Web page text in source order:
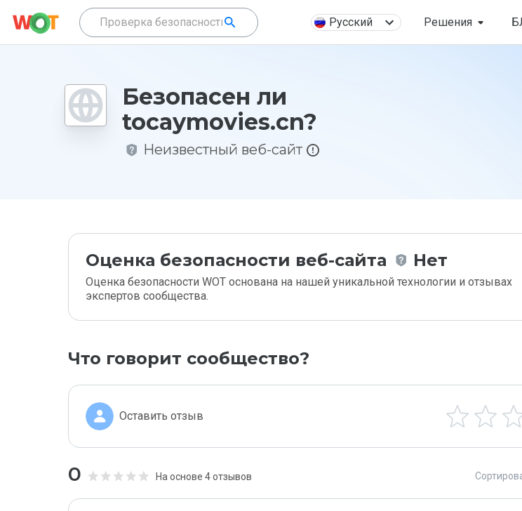
Русский Решения
Безопасен ли
tocaymovies.cn?
Неизвестный веб-сайт
Оценка безопасности веб-сайта Нет
Оценка безопасности WOT основана на нашей уникальной технологии и отзывах
экспертов сообщества.
Что говорит сообщество?
Оставить отзыв
0 На основе 4 отзывов